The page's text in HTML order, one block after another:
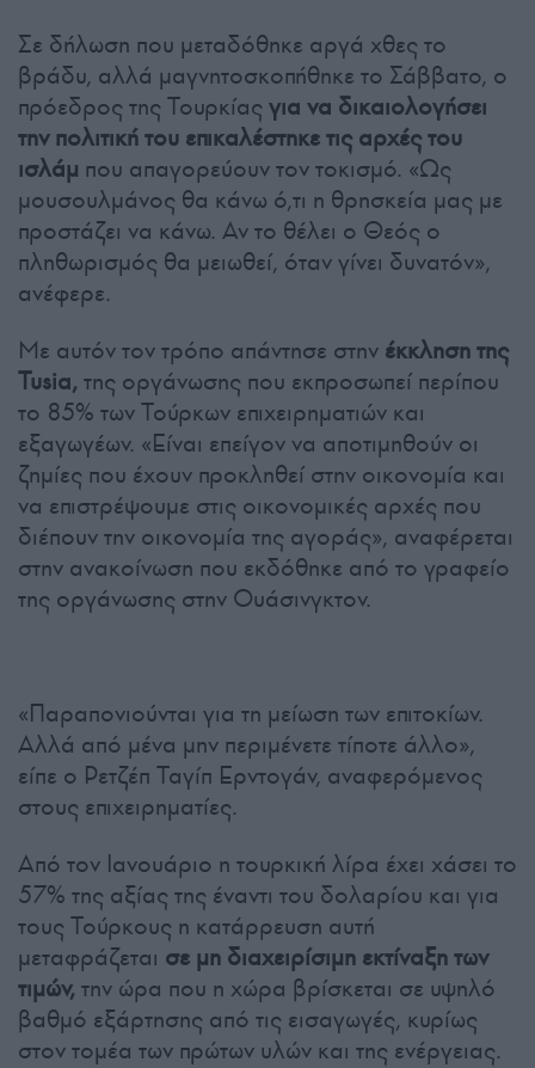
Σε δήλωση που μεταδόθηκε αργά χθες το
βράδυ, αλλά μαγνητοσκοπήθηκε το Σάββατο, ο
πρόεδρος της Τουρκίας για να δικαιολογήσει
την πολιτική του επικαλέστηκε τις αρχές του
ισλάμ που απαγορεύουν τον τοκισμό. «Ως
μουσουλμάνος θα κάνω ό,τι η θρησκεία μας με
προστάζει να κάνω. Αν το θέλει ο Θεός ο
πληθωρισμός θα μειωθεί, όταν γίνει δυνατόν»,
ανέφερε.
Με αυτόν τον τρόπο απάντησε στην έκκληση της
Tusia,της οργάνωσης που εκπροσωπεί περίπου
το 85% των Τούρκων επιχειρηματιών και
εξαγωγέων. «Είναι επείγον να αποτιμηθούν οι
ζημίες που έχουν προκληθεί στην οικονομία και
να επιστρέψουμε στις οικονομικές αρχές που
διέπουν την οικονομία της αγοράς», αναφέρεται
στην ανακοίνωση που εκδόθηκε από το γραφείο
της οργάνωσης στην Ουάσινγκτον.
«Παραπονιούνται για τη μείωση των επιτοκίων.
Αλλά από μένα μην περιμένετε τίποτε άλλο»,
είπε ο Ρετζέπ Ταγίπ Ερντογάν, αναφερόμενος
στους επιχειρηματίες.
Από τον Ιανουάριο η τουρκική λίρα έχει χάσει το
57% της αξίας της έναντι του δολαρίου και για
τους Τούρκους η κατάρρευση αυτή
μεταφράζεται σε μη διαχειρίσιμη εκτίναξη των
τιμών,την ώρα που η χώρα βρίσκεται σε υψηλό
βαθμό εξάρτησης από τις εισαγωγές, κυρίως
στον τομέα των πρώτων υλών και της ενέργειας.